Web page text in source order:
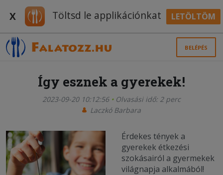
X Töltsd le applikációnkat LETÖLTÖM
BELÉPÉS
Így esznek a gyerekek!
2023-09-20 10:12:56
Olvasási idő: 2 perc
Laczkó Barbara
Érdekes tények a
gyerekek étkezési
szokásairól a gyermekek
világnapja alkalmából!